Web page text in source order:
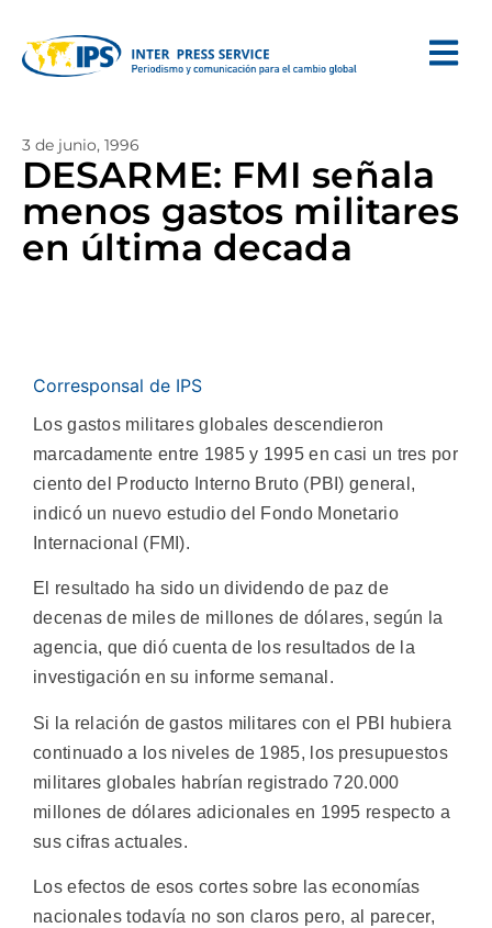
3 de junio, 1996
DESARME: FMI señala
menos gastos militares
en última decada
Corresponsal de IPS
Los gastos militares globales descendieron
marcadamente entre 1985 y 1995 en casi un tres por
ciento del Producto Interno Bruto (PBI) general,
indicó un nuevo estudio del Fondo Monetario
Internacional (FMI).
El resultado ha sido un dividendo de paz de
decenas de miles de millones de dólares, según la
agencia, que dió cuenta de los resultados de la
investigación en su informe semanal.
Si la relación de gastos militares con el PBI hubiera
continuado a los niveles de 1985, los presupuestos
militares globales habrían registrado 720.000
millones de dólares adicionales en 1995 respecto a
sus cifras actuales.
Los efectos de esos cortes sobre las economías
nacionales todavía no son claros pero, al parecer,